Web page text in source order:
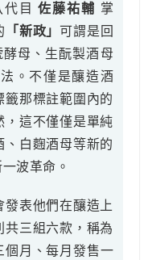
代目佐藤祐輔 掌
「新政」 可謂是回
母、生酛製酒母
。不僅是釀造酒
那標註範圍內的
，這不僅僅是單純
、白麴酒母等新的
波革命。
表他們在釀造上
三組六款，稱為
個月、每月發售一